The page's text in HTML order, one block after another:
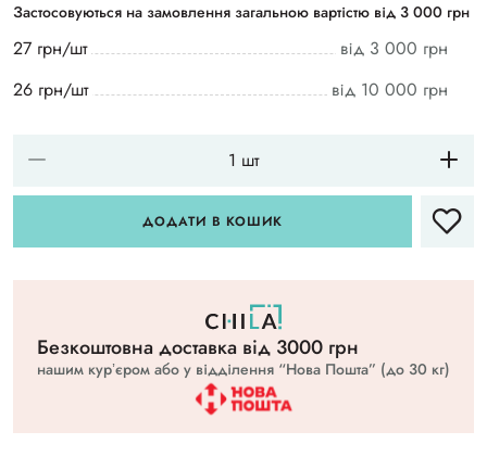
Застосовуються на замовлення загальною вартістю від 3 000 грн
27 грн/шт
від 3 000 грн
26 грн/шт
від 10 000 грн
ДОДАТИ В КОШИК
Безкоштовна доставка вiд 3000 грн
нашим курʼєром або у відділення “Нова Пошта” (до 30 кг)